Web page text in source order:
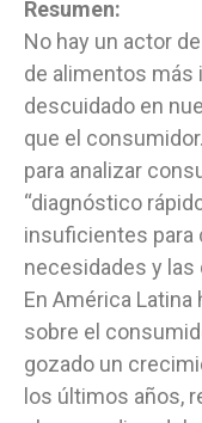
Resumen:
No hay un actor
de alimentos más
descuidado en
que el
para analizar
“diagnóstico
insuficientes para
necesidades y
En América
sobre el
gozado un
los últimos años,